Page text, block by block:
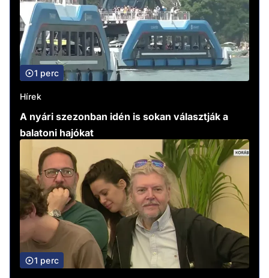
1 perc
Hírek
A nyári szezonban idén is sokan választják a
balatoni hajókat
1 perc